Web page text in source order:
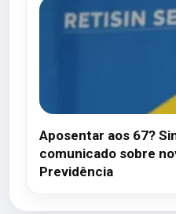
Aposentar aos 67?
comunicado sobre
Previdência